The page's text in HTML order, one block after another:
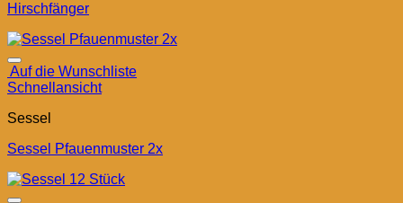
Hirschfänger
Auf die Wunschliste
Schnellansicht
Sessel
Sessel Pfauenmuster 2x